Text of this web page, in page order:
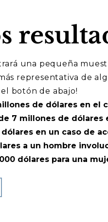
una pequeña
representativa de
botón de abajo!
de dólares en el
7 millones de
en un caso de
a un hombre
dólares para una